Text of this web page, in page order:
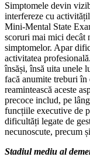
Simptomele devin
interfereze cu
Mini-Mental State
scoruri mai mici decât
simptomelor. Apar
activitatea
însăși, însă uita unele
facă anumite treburi în
reamintească aceste
precoce includ, pe
funcțiile executive de
dificultăți legate de
necunoscute, precum
Stadiul mediu al